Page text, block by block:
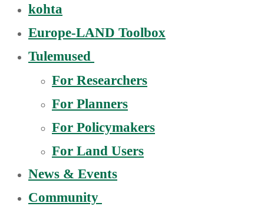
kohta
Europe-LAND Toolbox
Tulemused
For Researchers
For Planners
For Policymakers
For Land Users
News & Events
Community